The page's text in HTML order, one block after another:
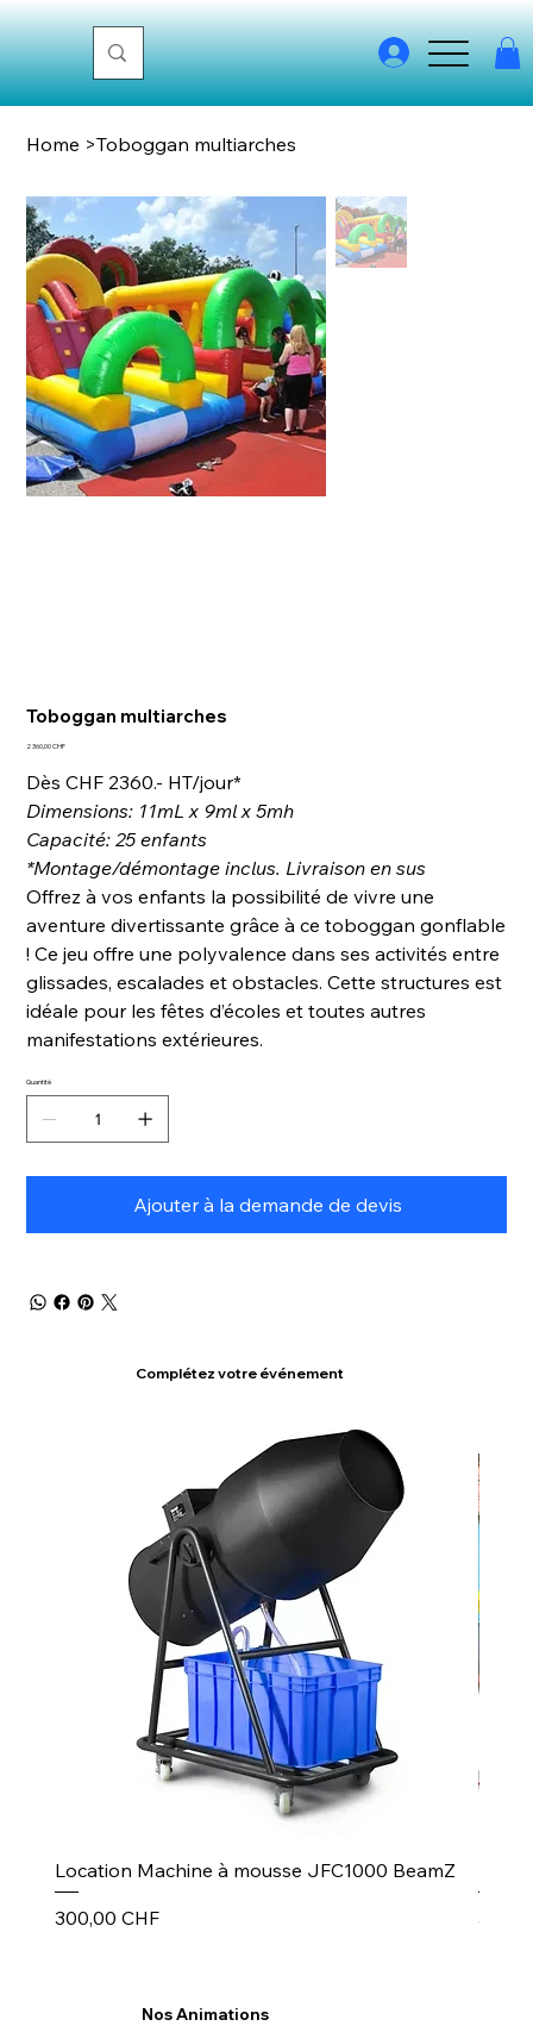
Home >Toboggan multiarches
Toboggan multiarches
Prix
2 360,00 CHF
Dès CHF 2360.- HT/jour*
Dimensions: 11mL x 9ml x 5mh
Capacité: 25 enfants
*Montage/démontage inclus. Livraison en sus
Offrez à vos enfants la possibilité de vivre une
aventure divertissante grâce à ce toboggan gonflable
! Ce jeu offre une polyvalence dans ses activités entre
glissades, escalades et obstacles. Cette structures est
idéale pour les fêtes d’écoles et toutes autres
manifestations extérieures.
Quantité
Ajouter à la demande de devis
Complétez votre événement
Location Machine à mousse JFC1000 BeamZ
Prix
300,00 CHF
Prix
30,00
Nos Animations